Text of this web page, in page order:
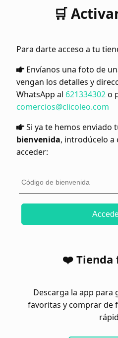
🛒
Para darte acceso a tu
Envíanos una foto de
vengan los detalles y
WhatsApp al 621334302o
comercios@clicoleo.com
Si ya te hemos enviado
bienvenida, introdúcelo a
acceder:
❤️ Tienda
Descarga la app para
favoritas y comprar de